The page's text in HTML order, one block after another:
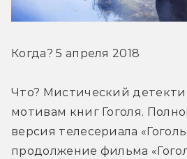
Когда? 5 апреля 2018
Что? Мистический
мотивам книг Гоголя.
версия телесериала
продолжение фильма